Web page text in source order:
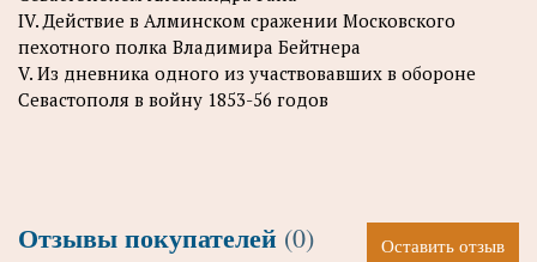
IV. Действие в Алминском сражении Московского
пехотного полка Владимира Бейтнера
V. Из дневника одного из участвовавших в обороне
Севастополя в войну 1853-56 годов
Отзывы покупателей (0) Оставить отзыв